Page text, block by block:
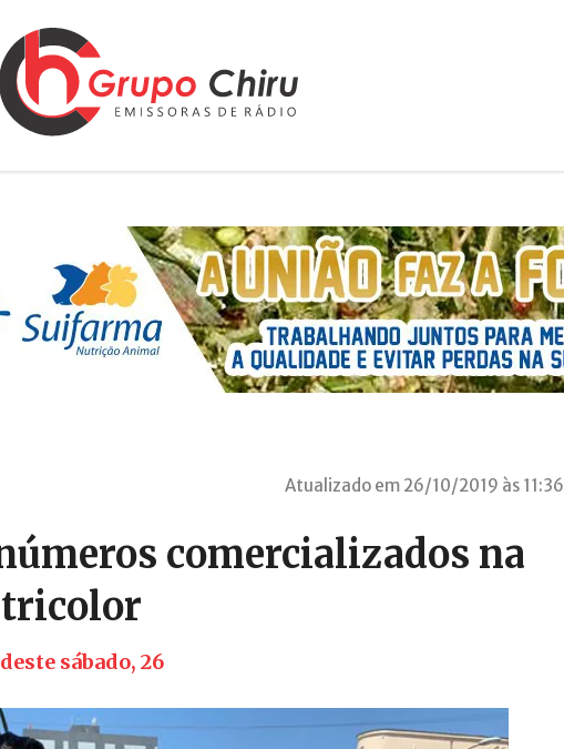
Atualizado em 26/10/2019 às 11:36
comercializados na
sábado, 26